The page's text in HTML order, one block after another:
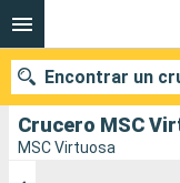
MSC Virtuosa
Encontrar un